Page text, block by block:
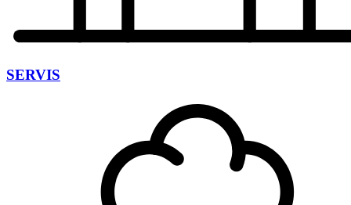
SERVIS